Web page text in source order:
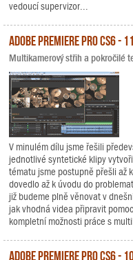
vedoucí supervizor...
Adobe Premiere Pro CS6 -
Multikamerový střih a pokročilé
V minulém dílu jsme řešili
jednotlivé syntetické klipy
tématu jsme postupně přešli až
dovedlo až k úvodu do
již budeme plně věnovat v
jak vhodná videa připravit
kompletní možnosti práce s
Adobe Premiere Pro CS6 -